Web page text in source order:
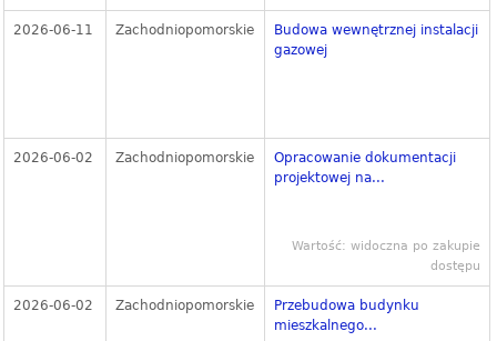
2026-06-11 Zachodniopomorskie
Budowa wewnętrznej instalacji
gazowej
2026-06-02 Zachodniopomorskie
Opracowanie dokumentacji
projektowej na...
Wartość: widoczna po zakupie
dostępu
2026-06-02 Zachodniopomorskie
Przebudowa budynku
mieszkalnego...